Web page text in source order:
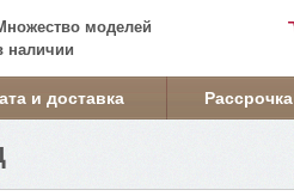
моделей
наличии
и доставка Рассрочка